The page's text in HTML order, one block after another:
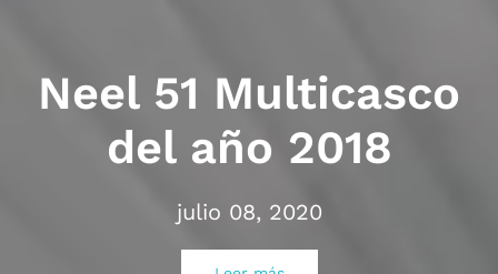
Neel 51 Multicasco
del año 2018
julio 08, 2020